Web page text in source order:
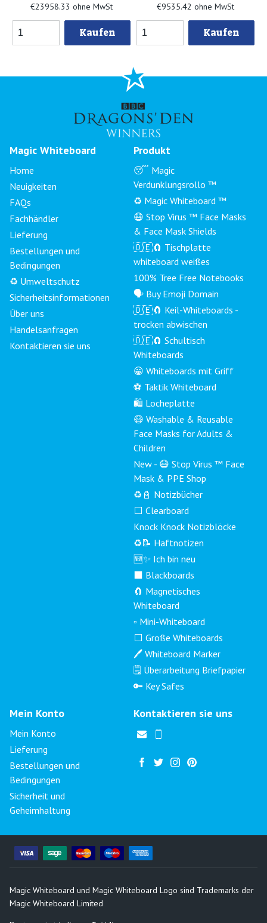
€23958.33 ohne MwSt
Kaufen
€9535.42 ohne MwSt
Kaufen
Magic Whiteboard
Home
Neuigkeiten
FAQs
Fachhändler
Lieferung
Bestellungen und
Bedingungen
♻️ Umweltschutz
Sicherheitsinformationen
Über uns
Handelsanfragen
Kontaktieren sie uns
Produkt
😴 Magic
Verdunklungsrollo ™
♻️ Magic Whiteboard ™
😷 Stop Virus ™ Face Masks
& Face Mask Shields
🇩🇪🧲 Tischplatte
whiteboard weißes
100% Tree Free Notebooks
🗣 Buy Emoji Domain
🇩🇪🧲 Keil-Whiteboards -
trocken abwischen
🇩🇪🧲 Schultisch
Whiteboards
😀 Whiteboards mit Griff
⚽ Taktik Whiteboard
🛍️ Locheplatte
😷 Washable & Reusable
Face Masks for Adults &
Children
New - 😷 Stop Virus ™ Face
Mask & PPE Shop
♻️📓 Notizbücher
⬜ Clearboard
Knock Knock Notizblöcke
♻️📝 Haftnotizen
🆕✨ Ich bin neu
⬛ Blackboards
🧲 Magnetisches
Whiteboard
▫️ Mini-Whiteboard
⬜ Große Whiteboards
🖊️ Whiteboard Marker
🗒️ Überarbeitung Briefpapier
🔑 Key Safes
Mein Konto
Mein Konto
Lieferung
Bestellungen und
Bedingungen
Sicherheit und
Geheimhaltung
Kontaktieren sie uns
Magic Whiteboard und Magic Whiteboard Logo sind Trademarks der
Magic Whiteboard Limited